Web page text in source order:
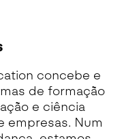
concebe e
de formação
e ciência
empresas. Num